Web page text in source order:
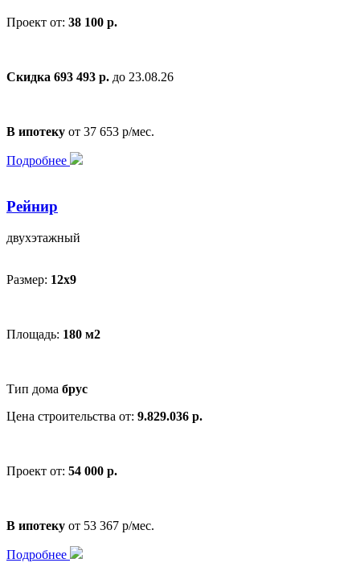
Проект от: 38 100 р.
Скидка 693 493 р. до 23.08.26
В ипотеку от 37 653 р/мес.
Подробнее
Рейнир
двухэтажный
Размер: 12х9
Площадь: 180 м2
Тип дома брус
Цена строительства от: 9.829.036 р.
Проект от: 54 000 р.
В ипотеку от 53 367 р/мес.
Подробнее